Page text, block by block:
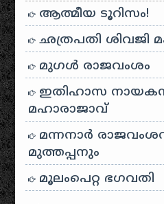
ആത്മീയ ടൂറിസം!
ഛത്രപതി ശിവജി
മുഗൾ രാജവംശം
ഇതിഹാസ നായകൻ:
മഹാരാജാവ്
മന്നനാർ
മുത്തപ്പനും
മൂലംപെറ്റ ഭഗവതി